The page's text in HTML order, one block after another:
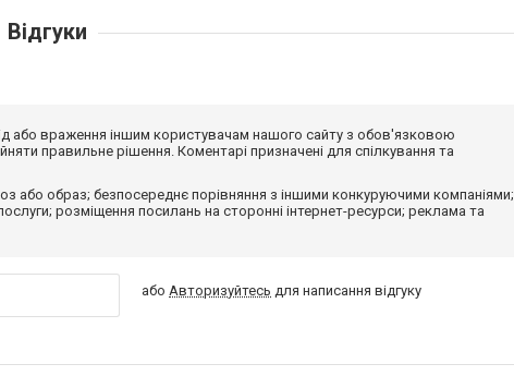
Відгуки
або враження іншим користувачам нашого сайту з обов'язковою
правильне рішення. Коментарі призначені для спілкування та
або образ; безпосереднє порівняння з іншими конкуруючими компаніями;
розміщення посилань на сторонні інтернет-ресурси; реклама та
абоАвторизуйтесь для написання відгуку